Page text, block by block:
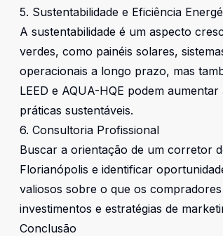
5. Sustentabilidade e Eficiência
A sustentabilidade é um aspecto
verdes, como painéis solares,
operacionais a longo prazo, mas
LEED e AQUA-HQE podem
práticas sustentáveis.
6. Consultoria Profissional
Buscar a orientação de um corretor
Florianópolis e identificar
valiosos sobre o que os
investimentos e estratégias de
Conclusão